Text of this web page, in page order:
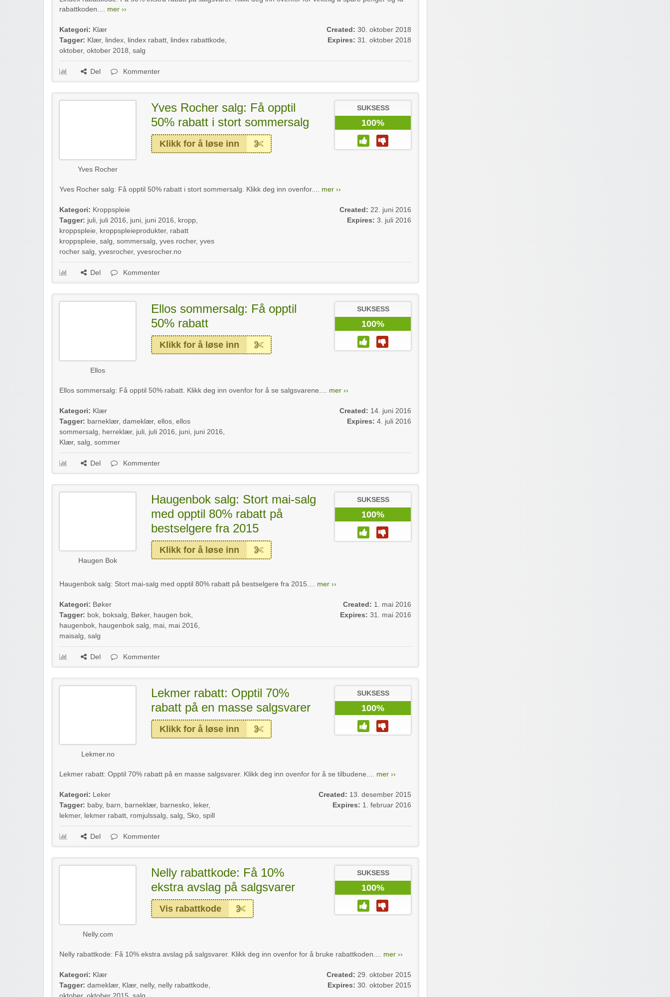
rabattkoden.... mer ››
Kategori: Klær
Tagger: Klær, lindex lindex rabatt lindex rabattkode
oktober, oktober 2018 salg
Created: 30. oktober 2018
Expires: 31. oktober 2018
Del Kommenter
Yves Rocher
Yves Rocher salg: Få opptil
50% rabatt i stort sommersalg
Klikk for å løse inn
SUKSESS
100%
Yves Rocher salg: Få opptil 50% rabatt i stort sommersalg. Klikk deg inn ovenfor.... mer ››
Kategori: Kroppspleie
Tagger: juli juli 2016 juni juni 2016 kropp
kroppspleie
kroppspleieprodukter, rabatt
kroppspleie salg sommersalg yves rocher, yves
rocher salg yvesrocher, yvesrocher.no
Created: 22. juni 2016
Expires: 3. juli 2016
Del Kommenter
Ellos
Ellos sommersalg: Få opptil
50% rabatt
Klikk for å løse inn
SUKSESS
100%
Ellos sommersalg: Få opptil 50% rabatt. Klikk deg inn ovenfor for å se salgsvarene.... mer ››
Kategori: Klær
Tagger: barneklær, dameklær, ellos ellos
sommersalg
herreklær, juli juli 2016 juni juni 2016
Klær, salg sommer
Created: 14. juni 2016
Expires: 4. juli 2016
Del Kommenter
Haugen Bok
Haugenbok salg: Stort mai-salg
med opptil 80% rabatt på
bestselgere fra 2015
Klikk for å løse inn
SUKSESS
100%
Haugenbok salg: Stort mai-salg med opptil 80% rabatt på bestselgere fra 2015.... mer ››
Kategori: Bøker
Tagger: bok boksalg Bøker, haugen bok
haugenbok haugenbok salg mai mai 2016
maisalg salg
Created: 1. mai 2016
Expires: 31. mai 2016
Del Kommenter
Lekmer.no
Lekmer rabatt: Opptil 70%
rabatt på en masse salgsvarer
Klikk for å løse inn
SUKSESS
100%
Lekmer rabatt: Opptil 70% rabatt på en masse salgsvarer. Klikk deg inn ovenfor for å se tilbudene.... mer ››
Kategori: Leker
Tagger: baby, barn, barneklær, barnesko, leker,
lekmer, lekmer rabatt, romjulssalg, salg, Sko, spill
Created: 13. desember 2015
Expires: 1. februar 2016
Del Kommenter
Nelly.com
Nelly rabattkode: Få 10%
ekstra avslag på salgsvarer
Vis rabattkode
SUKSESS
100%
Nelly rabattkode: Få 10% ekstra avslag på salgsvarer. Klikk deg inn ovenfor for å bruke rabattkoden.... mer ››
Kategori: Klær
Tagger: dameklær, Klær, nelly, nelly rabattkode,
Created: 29. oktober 2015
Expires: 30. oktober 2015